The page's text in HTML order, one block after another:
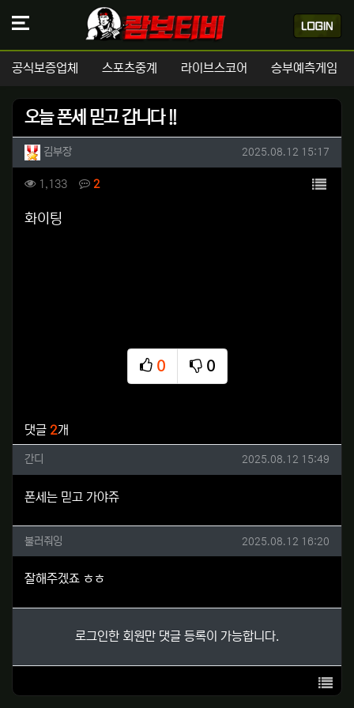
공식보증업체 스포츠중계 라이브스코어 승부예측게임
오늘 폰세 믿고 갑니다 !!
작성자 정보
김부장작성 작성일
2025.08.12 15:17
컨텐츠 정보
1,133조회 2댓글 목록
본문
화이팅
0
추천
0
비추천
댓글 2개
간디님의 댓글
간디 작성일
2025.08.12 15:49
폰세는 믿고 가야쥬
불러줘잉님의 댓글
불러줘잉 작성일
2025.08.12 16:20
잘해주겠죠 ㅎㅎ
로그인한 회원만 댓글 등록이 가능합니다.
목록